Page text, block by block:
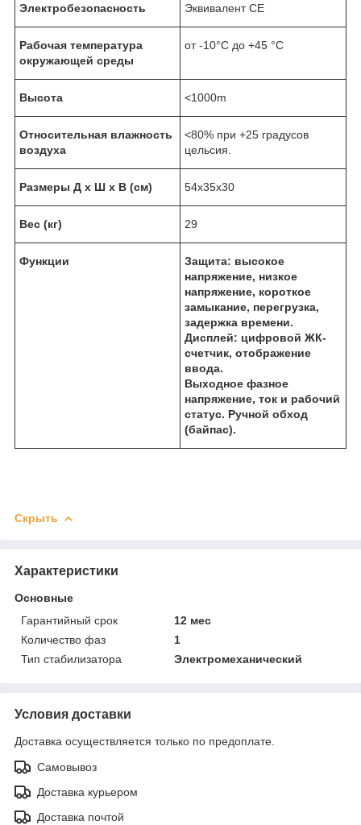
Электробезопасность Эквивалент CE
Рабочая температура
окружающей среды
от -10°C до +45 °C
Высота <1000m
Относительная влажность
воздуха
<80% при +25 градусов
цельсия.
Размеры Д x Ш x В (см) 54x35x30
Вес (кг) 29
Функции
Защита: высокое
напряжение, низкое
напряжение, короткое
замыкание, перегрузка,
задержка времени.
Дисплей: цифровой ЖК-
счетчик, отображение
ввода.
Выходное фазное
напряжение, ток и рабочий
статус. Ручной обход
(байпас).
Скрыть
Характеристики
Основные
Гарантийный срок
12 мес
Количество фаз
1
Тип стабилизатора
Электромеханический
Условия доставки
Доставка осуществляется только по предоплате.
Самовывоз
Доставка курьером
Доставка почтой